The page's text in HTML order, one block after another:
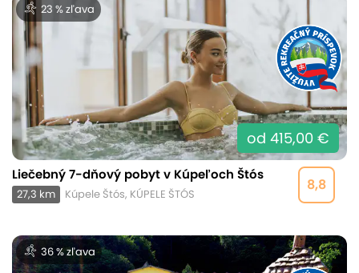
23 % zľava
od 415,00 €
8,8
Liečebný 7-dňový pobyt v Kúpeľoch Štós
27,3 km Kúpele Štós, KÚPELE ŠTÓS
36 % zľava